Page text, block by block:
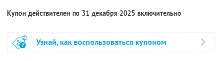
Купон действителен по 31 декабря 2025 включительно
Узнай, как воспользоваться купоном